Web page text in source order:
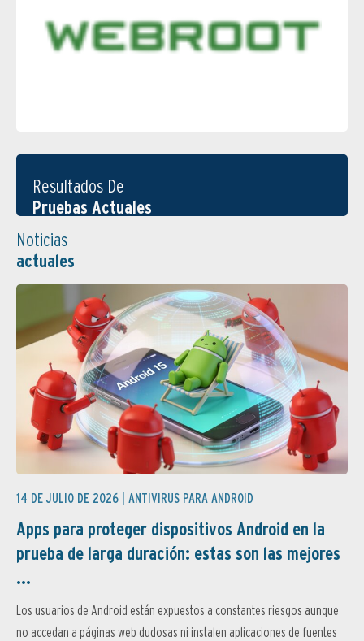
Resultados De
Pruebas Actuales
Noticias
actuales
14 DE JULIO DE 2026 | ANTIVIRUS PARA ANDROID
Apps para proteger dispositivos Android en la
prueba de larga duración: estas son las mejores
...
Los usuarios de Android están expuestos a constantes riesgos aunque
no accedan a páginas web dudosas ni instalen aplicaciones de fuentes